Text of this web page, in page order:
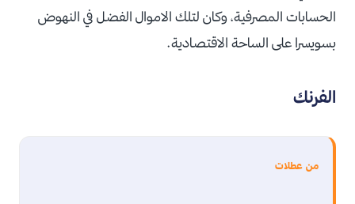
الحسابات المصرفية، وكان لتلك الاموال الفضل في النهوض
بسويسرا على الساحة الاقتصادية.
الفرنك
من عطلات